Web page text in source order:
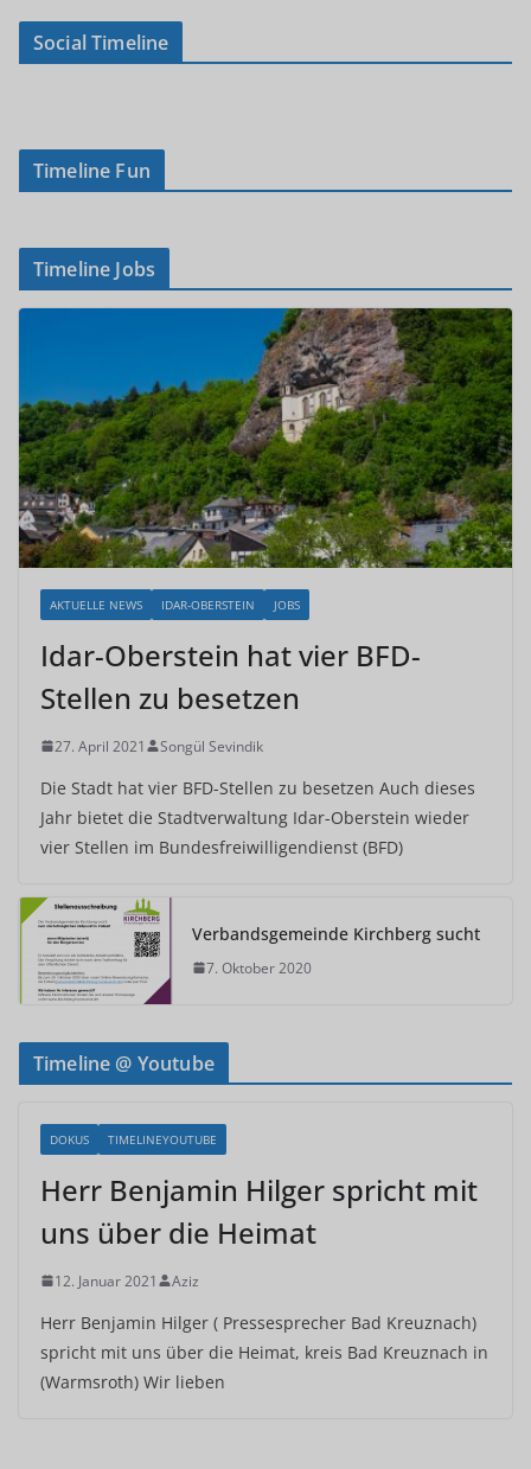
Social Timeline
Timeline Fun
Timeline Jobs
AKTUELLE NEWS IDAR-OBERSTEIN JOBS
Idar-Oberstein hat vier BFD-
Stellen zu besetzen
27. April 2021 Songül Sevindik
Die Stadt hat vier BFD-Stellen zu besetzen Auch dieses
Jahr bietet die Stadtverwaltung Idar-Oberstein wieder
vier Stellen im Bundesfreiwilligendienst (BFD)
Verbandsgemeinde Kirchberg sucht
7. Oktober 2020
Timeline @ Youtube
DOKUS TIMELINEYOUTUBE
Herr Benjamin Hilger spricht mit
uns über die Heimat
12. Januar 2021 Aziz
Herr Benjamin Hilger ( Pressesprecher Bad Kreuznach)
spricht mit uns über die Heimat, kreis Bad Kreuznach in
(Warmsroth) Wir lieben